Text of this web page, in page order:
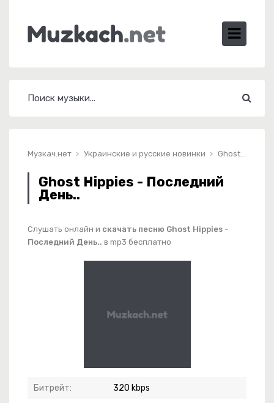
Музкач.нет Украинские и русские новинки Ghost Hippies - Последний День..
Ghost Hippies - Последний
День..
Слушать онлайн и скачать песню Ghost Hippies -
Последний День.. в mp3 бесплатно
Битрейт: 320 kbps